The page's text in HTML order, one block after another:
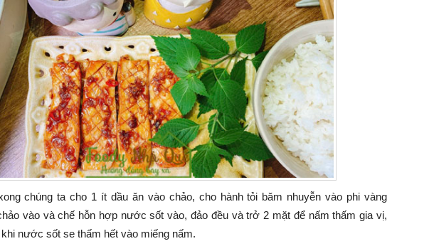
chúng ta cho 1 ít dầu ăn vào chảo, cho hành tỏi băm nhuyễn vào phi vàng
vào và chế hỗn hợp nước sốt vào, đảo đều và trở 2 mặt để nấm thấm gia vị,
nước sốt se thấm hết vào miếng nấm.